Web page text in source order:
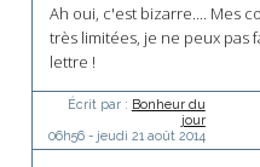
Ah oui, c'est bizarre.... Mes
très limitées, je ne peux pas
lettre !
Écrit par : Bonheur du
jour
06h56- jeudi 21 août 2014